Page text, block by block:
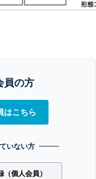
員の方
はこちら
いない方
個人会員）